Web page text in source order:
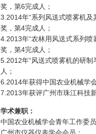
奖，第6完成人；
3.2014年“系列风送式喷雾机
奖，第4完成人；
4.2013年“农林用风送式系列
奖，第4完成人；
5.2012年“风送式喷雾机的研
人；
6.2014年获得中国农业机械学
7.2013年获评广州市珠江科技新
学术兼职：
中国农业机械学会青年工作委员